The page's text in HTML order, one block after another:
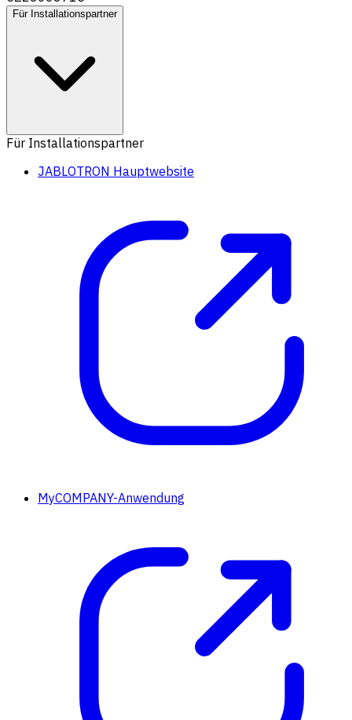
Für Installationspartner
Für Installationspartner
JABLOTRON Hauptwebsite
MyCOMPANY-Anwendung